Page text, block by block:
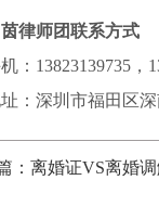
律师团联系方式
：13823139735，
：深圳市福田区
： 离婚证VS离婚